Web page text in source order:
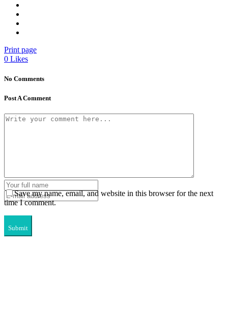
Print page
0 Likes
No Comments
Post A Comment
Save my name, email, and website in this browser for the next
time I comment.